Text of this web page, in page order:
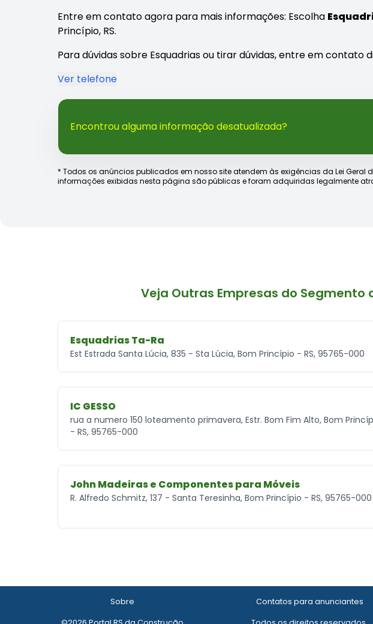
Entre em contato agora para mais informações: Escolha
Princípio, RS.
Para dúvidas sobre Esquadrias ou tirar dúvidas, entre em contato
Ver telefone
Encontrou alguma informação desatualizada?
* Todos os anúncios publicados em nosso site atendem às exigências da Lei Geral
informações exibidas nesta página são públicas e foram adquiridas legalmente
Veja Outras Empresas do Segmento
Esquadrias Ta-Ra
Est Estrada Santa Lúcia, 835 - Sta Lúcia, Bom Princípio - RS, 95765-000
IC GESSO
rua a numero 150 loteamento primavera, Estr. Bom Fim Alto, Bom
- RS, 95765-000
John Madeiras e Componentes para Móveis
R. Alfredo Schmitz, 137 - Santa Teresinha, Bom Princípio - RS, 95765-000
Sobre Contatos para anunciantes